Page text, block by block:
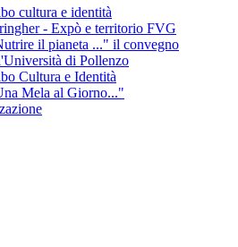
cultura e identità
- Expò e territorio FVG
il pianeta ..." il convegno
di Pollenzo
Cultura e Identità
Mela al Giorno..."